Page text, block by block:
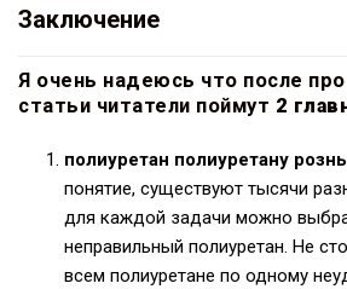
Заключение
Я очень надеюсь что после
статьи читатели поймут 2
полиуретан полиуретану
понятие, существуют тысячи
для каждой задачи можно
неправильный полиуретан. Не
всем полиуретане по одному